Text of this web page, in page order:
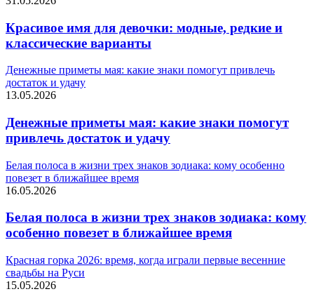
Красивое имя для девочки: модные, редкие и
классические варианты
Денежные приметы мая: какие знаки помогут привлечь
достаток и удачу
13.05.2026
Денежные приметы мая: какие знаки помогут
привлечь достаток и удачу
Белая полоса в жизни трех знаков зодиака: кому особенно
повезет в ближайшее время
16.05.2026
Белая полоса в жизни трех знаков зодиака: кому
особенно повезет в ближайшее время
Красная горка 2026: время, когда играли первые весенние
свадьбы на Руси
15.05.2026